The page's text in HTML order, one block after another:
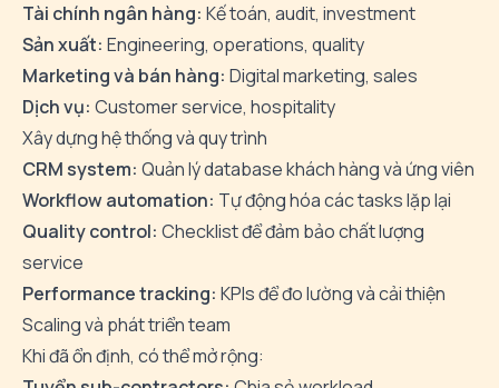
Tài chính ngân hàng: Kế toán, audit, investment
Sản xuất: Engineering, operations, quality
Marketing và bán hàng: Digital marketing, sales
Dịch vụ: Customer service, hospitality
Xây dựng hệ thống và quy trình
CRM system: Quản lý database khách hàng và ứng viên
Workflow automation: Tự động hóa các tasks lặp lại
Quality control: Checklist để đảm bảo chất lượng
service
Performance tracking: KPIs để đo lường và cải thiện
Scaling và phát triển team
Khi đã ổn định, có thể mở rộng: